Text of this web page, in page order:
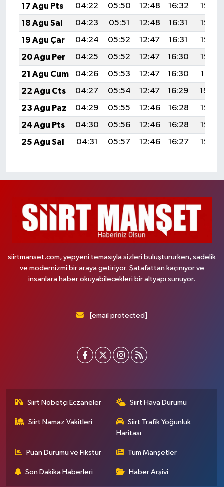
17 Ağu Pts
04:22 05:50 12:48 16:32
19:36
18 Ağu Sal
04:23 05:51 12:48 16:31
19:35
19 Ağu Çar
04:24 05:52 12:47 16:31
19:33
20 Ağu Per
04:25 05:52 12:47 16:30
19:32
21 Ağu Cum
04:26 05:53 12:47 16:30
19:31
22 Ağu Cts
04:27 05:54 12:47 16:29
19:29
23 Ağu Paz
04:29 05:55 12:46 16:28
19:28
24 Ağu Pts
04:30 05:56 12:46 16:28
19:27
25 Ağu Sal
04:31 05:57 12:46 16:27 19:25
siirtmanset.com, yepyeni temasıyla sizleri buluştururken, sadelik
ve modernizmi bir araya getiriyor. Şatafattan kaçınıyor ve
insanlara haber okuyabilecekleri bir altyapı sunuyor.
[email protected]
Siirt Nöbetçi Eczaneler Siirt Hava Durumu
Siirt Namaz Vakitleri
Siirt Trafik Yoğunluk
Haritası
Puan Durumu ve Fikstür Tüm Manşetler
Son Dakika Haberleri Haber Arşivi